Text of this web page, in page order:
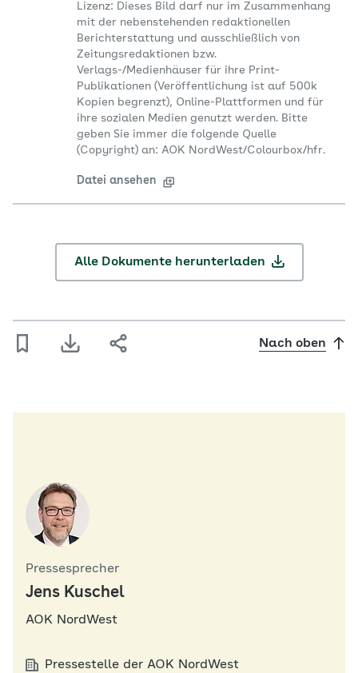
Lizenz: Dieses Bild darf nur im Zusammenhang
mit der nebenstehenden redaktionellen
Berichterstattung und ausschließlich von
Zeitungsredaktionen bzw.
Verlags-/Medienhäuser für ihre Print-
Publikationen (Veröffentlichung ist auf 500k
Kopien begrenzt), Online-Plattformen und für
ihre sozialen Medien genutzt werden. Bitte
geben Sie immer die folgende Quelle
(Copyright) an: AOK NordWest/Colourbox/hfr.
Datei ansehen
Alle Dokumente herunterladen
Nach oben
Pressesprecher
Jens Kuschel
AOK NordWest
Pressestelle der AOK NordWest